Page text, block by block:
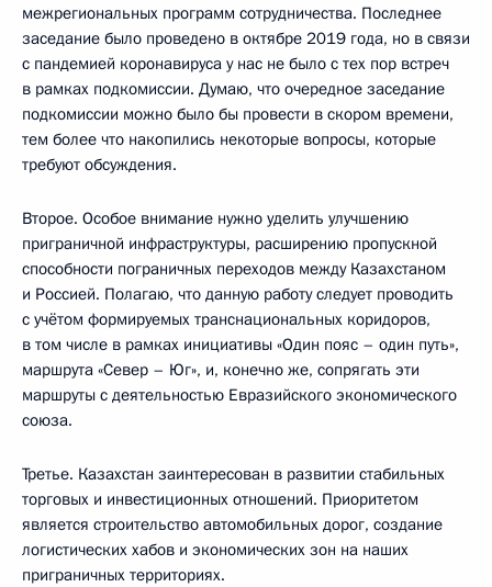
межрегиональных программ сотрудничества. Последнее
заседание было проведено в октябре 2019 года, но в связи
с пандемией коронавируса у нас не было с тех пор встреч
в рамках подкомиссии. Думаю, что очередное заседание
подкомиссии можно было бы провести в скором времени,
тем более что накопились некоторые вопросы, которые
требуют обсуждения.
Второе. Особое внимание нужно уделить улучшению
приграничной инфраструктуры, расширению пропускной
способности пограничных переходов между Казахстаном
и Россией. Полагаю, что данную работу следует проводить
с учётом формируемых транснациональных коридоров,
в том числе в рамках инициативы «Один пояс – один путь»,
маршрута «Север – Юг», и, конечно же, сопрягать эти
маршруты с деятельностью Евразийского экономического
союза.
Третье. Казахстан заинтересован в развитии стабильных
торговых и инвестиционных отношений. Приоритетом
является строительство автомобильных дорог, создание
логистических хабов и экономических зон на наших
приграничных территориях.